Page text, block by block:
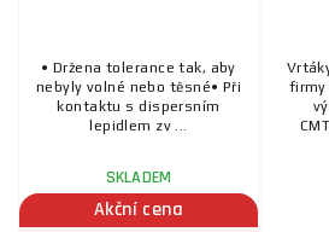
• Držena tolerance tak, aby
nebyly volné nebo těsné• Při
kontaktu s dispersním
lepidlem zv ...
SKLADEM
Akční cena
firmy